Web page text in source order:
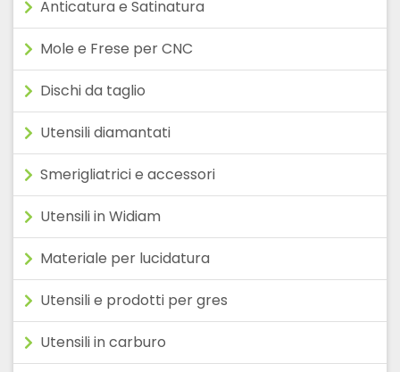
Anticatura e Satinatura
Mole e Frese per CNC
Dischi da taglio
Utensili diamantati
Smerigliatrici e accessori
Utensili in Widiam
Materiale per lucidatura
Utensili e prodotti per gres
Utensili in carburo